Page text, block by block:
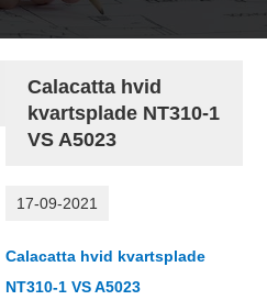
Calacatta hvid
kvartsplade NT310-1
VS A5023
17-09-2021
Calacatta hvid kvartsplade
NT310-1 VS A5023